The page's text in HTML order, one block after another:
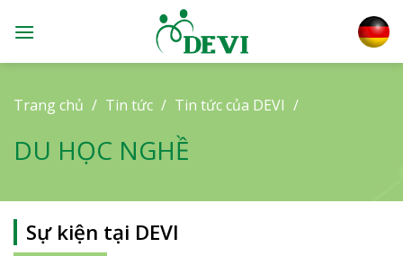
Trang chủ / Tin tức / Tin tức của DEVI /
DU HỌC NGHỀ
Sự kiện tại DEVI